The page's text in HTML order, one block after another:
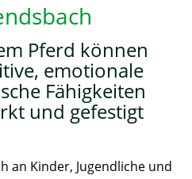
Pferd können
emotionale
Fähigkeiten
und gefestigt
an Kinder, Jugendliche und